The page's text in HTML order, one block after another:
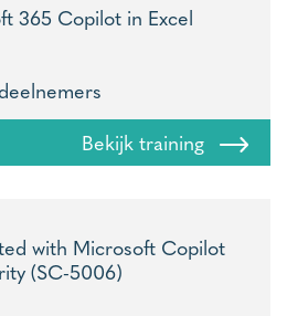
365 Copilot in Excel
Bekijk training
with Microsoft Copilot
(SC-5006)